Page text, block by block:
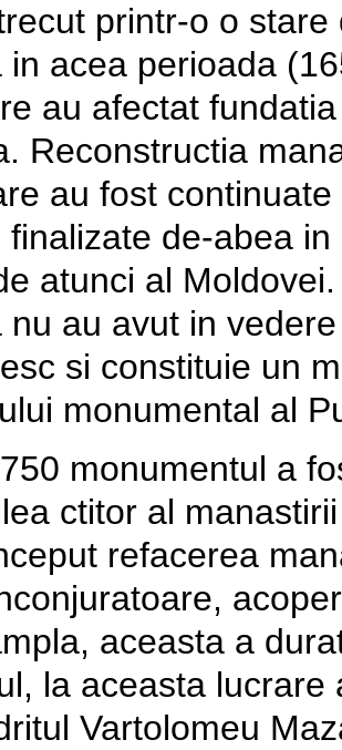
printr-o o
in acea perioada
au afectat
Reconstructia
au fost
finalizate de-abea
atunci al
nu au avut in
si constituie un
monumental al
monumentul a
ctitor al
refacerea
aceasta a
la aceasta
Vartolomeu